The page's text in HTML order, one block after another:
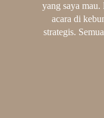
yang saya
acara di
strategis.